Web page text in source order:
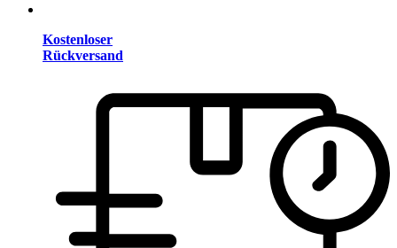
Kostenloser
Rückversand